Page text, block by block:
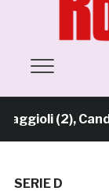
(2),
SERIE D